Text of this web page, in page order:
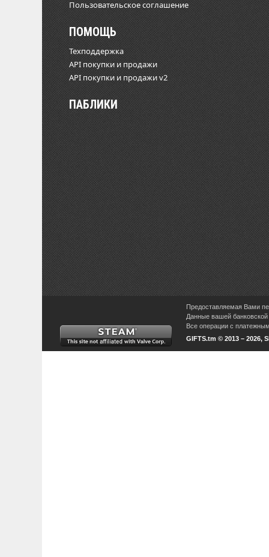
Пользовательское соглашение
ПОМОЩЬ
Техподдержка
API покупки и продажи
API покупки и продажи v2
ПАБЛИКИ
Предоставляемая Вами
Данные вашей
Все операции с
GIFTS.tm © 2013 – 2026,